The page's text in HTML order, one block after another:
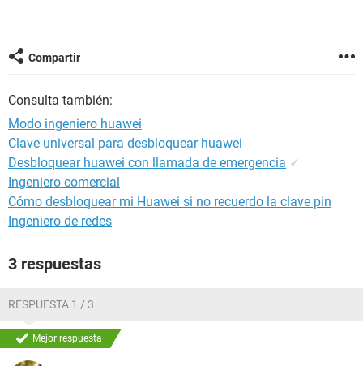
Compartir
Consulta también:
Modo ingeniero huawei
Clave universal para desbloquear huawei
Desbloquear huawei con llamada de emergencia ✓
Ingeniero comercial
Cómo desbloquear mi Huawei si no recuerdo la clave pin
Ingeniero de redes
3 respuestas
RESPUESTA 1 / 3
Mejor respuesta